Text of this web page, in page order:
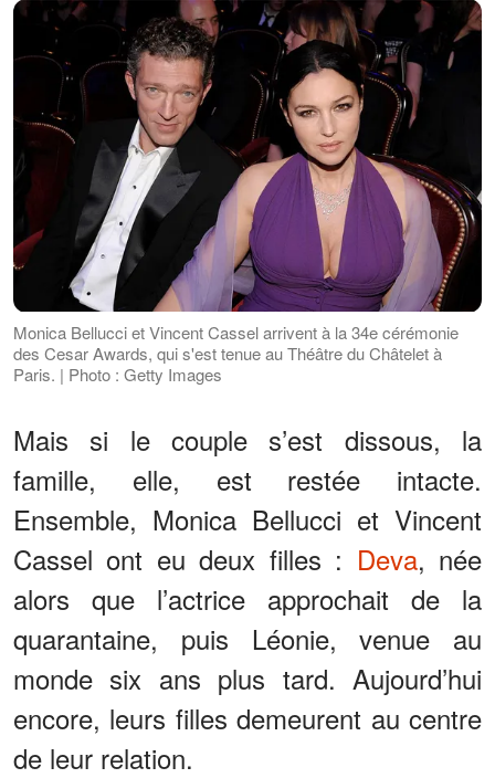
Monica Bellucci et Vincent Cassel arrivent à la 34e cérémonie
des Cesar Awards, qui s'est tenue au Théâtre du Châtelet à
Paris. | Photo : Getty Images
Mais si le couple s’est dissous, la
famille, elle, est restée intacte.
Ensemble, Monica Bellucci et Vincent
Cassel ont eu deux filles : Deva, née
alors que l’actrice approchait de la
quarantaine, puis Léonie, venue au
monde six ans plus tard. Aujourd’hui
encore, leurs filles demeurent au centre
de leur relation.